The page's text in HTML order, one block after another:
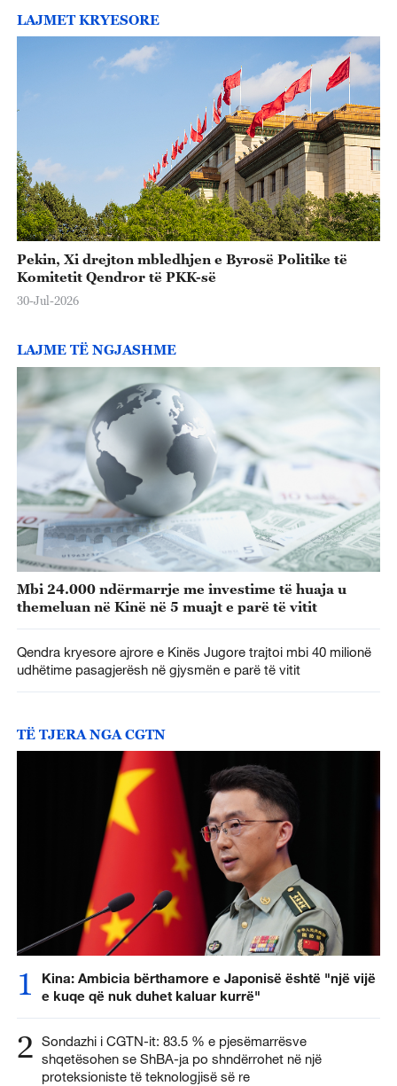
LAJMET KRYESORE
Pekin, Xi drejton mbledhjen e Byrosë Politike të
Komitetit Qendror të PKK-së
30-Jul-2026
LAJME TË NGJASHME
Mbi 24.000 ndërmarrje me investime të huaja u
themeluan në Kinë në 5 muajt e parë të vitit
Qendra kryesore ajrore e Kinës Jugore trajtoi mbi 40 milionë
udhëtime pasagjerësh në gjysmën e parë të vitit
TË TJERA NGA CGTN
1
Kina: Ambicia bërthamore e Japonisë është "një vijë
e kuqe që nuk duhet kaluar kurrë"
2 Sondazhi i CGTN-it: 83.5 % e pjesëmarrësve
shqetësohen se ShBA-ja po shndërrohet në një
proteksioniste të teknologjisë së re